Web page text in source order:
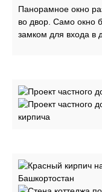
Панорамное окно
во двор. Само окно
замком для входа в